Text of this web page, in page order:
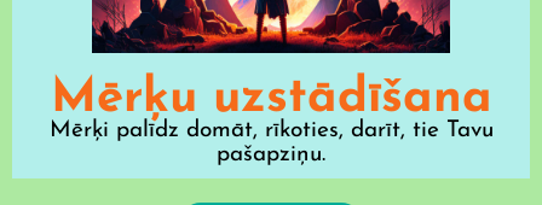
Mērķu uzstādīšana
Mērķi palīdz domāt, rīkoties, darīt, tie Tavu
pašapziņu.